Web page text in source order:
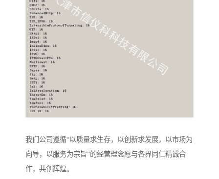
我们公司遵循“以质量求生存，以创新求发展，以市场为
向导，以服务为宗旨”的经营理念愿与各界同仁精诚合
作，共创辉煌。